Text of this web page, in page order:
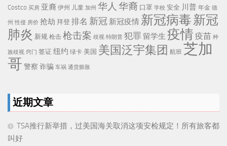
Costco 买房 亚裔 伊州 儿童 加州 华人 华裔 口罩 学校 安全 川普 年金 德
州 性侵 房价 抢劫 拜登 排名 新冠 新冠疫情新冠病毒新冠
肺炎 新规 枪击 枪击案 歧视 特朗普 犯罪 留学生 疫情 疫苗 种
族歧视 窍门 签证 纽约 绿卡 美国 美国泛宇集团 航班 芝加
哥 警察 诈骗 车祸 通货膨胀
近期文章
TSA推行新举措，过美国海关取消这项安检规定！所有旅客都
叫好